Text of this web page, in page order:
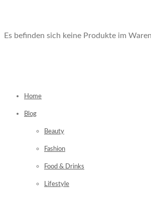
Es befinden sich keine Produkte im
Home
Blog
Beauty
Fashion
Food & Drinks
Lifestyle